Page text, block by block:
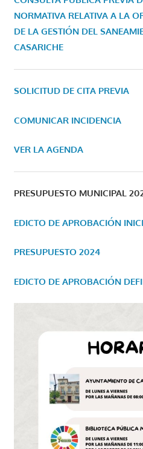
NORMATIVA RELATIVA A LA
DE LA GESTIÓN DEL
CASARICHE
SOLICITUD DE CITA PREVIA
COMUNICAR INCIDENCIA
VER LA AGENDA
PRESUPUESTO MUNICIPAL
EDICTO DE APROBACIÓN
PRESUPUESTO 2024
EDICTO DE APROBACIÓN